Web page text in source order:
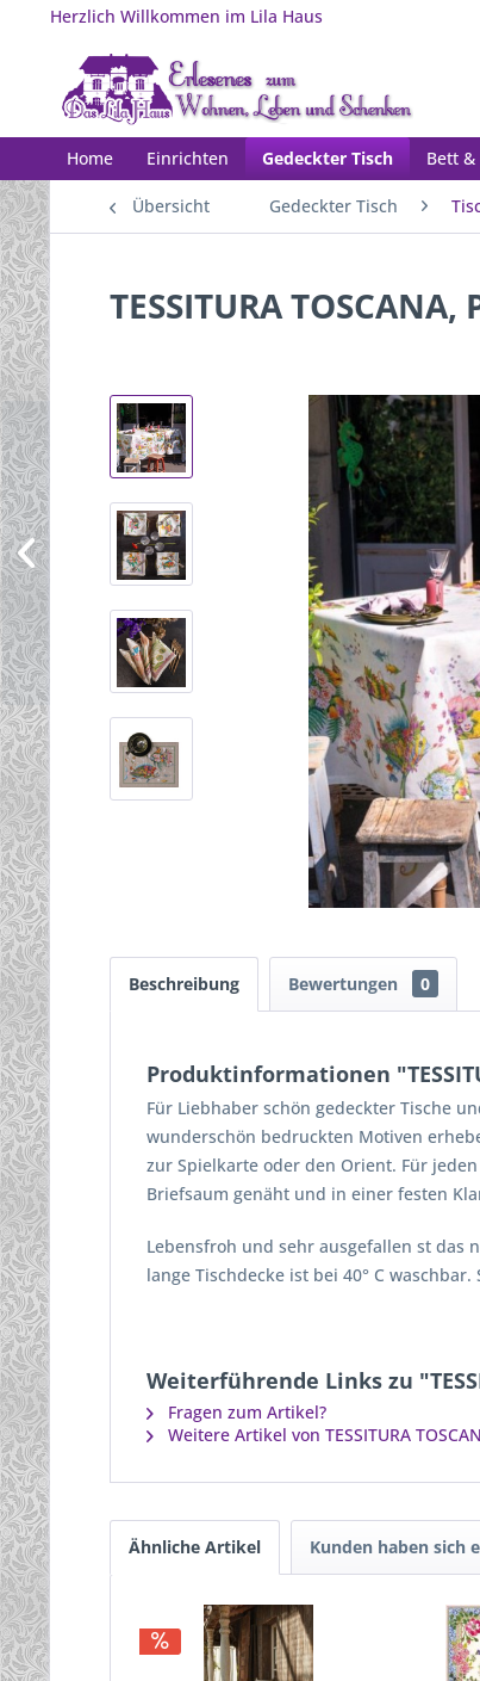
Herzlich Willkommen im Lila Haus
Home Einrichten Gedeckter Tisch Bett &
Übersicht Gedeckter Tisch
TESSITURA
Beschreibung Bewertungen 0
Produktinformationen
Für Liebhaber schön gedeckter Tische
wunderschön bedruckten Motiven
zur Spielkarte oder den Orient. Für
Briefsaum genäht und in einer festen
Lebensfroh und sehr ausgefallen st das
lange Tischdecke ist bei 40° C
Weiterführende Links zu
Fragen zum Artikel?
Weitere Artikel von TESSITURA
Ähnliche Artikel Kunden haben sich